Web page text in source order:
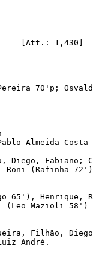
70'p;
Almeida Costa
Diego,
Roni (Rafinha
65'), Henrique,
(Leo Mazioli 58')
Filhão,
André.